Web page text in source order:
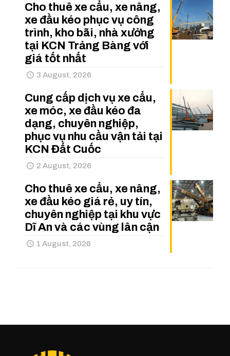
Cho thuê xe cẩu, xe nâng,
xe đầu kéo phục vụ công
trình, kho bãi, nhà xưởng
tại KCN Trảng Bàng với
giá tốt nhất
3 August, 2026
Cung cấp dịch vụ xe cẩu,
xe móc, xe đầu kéo đa
dạng, chuyên nghiệp,
phục vụ nhu cầu vận tải tại
KCN Đất Cuốc
2 August, 2026
Cho thuê xe cẩu, xe nâng,
xe đầu kéo giá rẻ, uy tín,
chuyên nghiệp tại khu vực
Dĩ An và các vùng lân cận
1 August, 2026